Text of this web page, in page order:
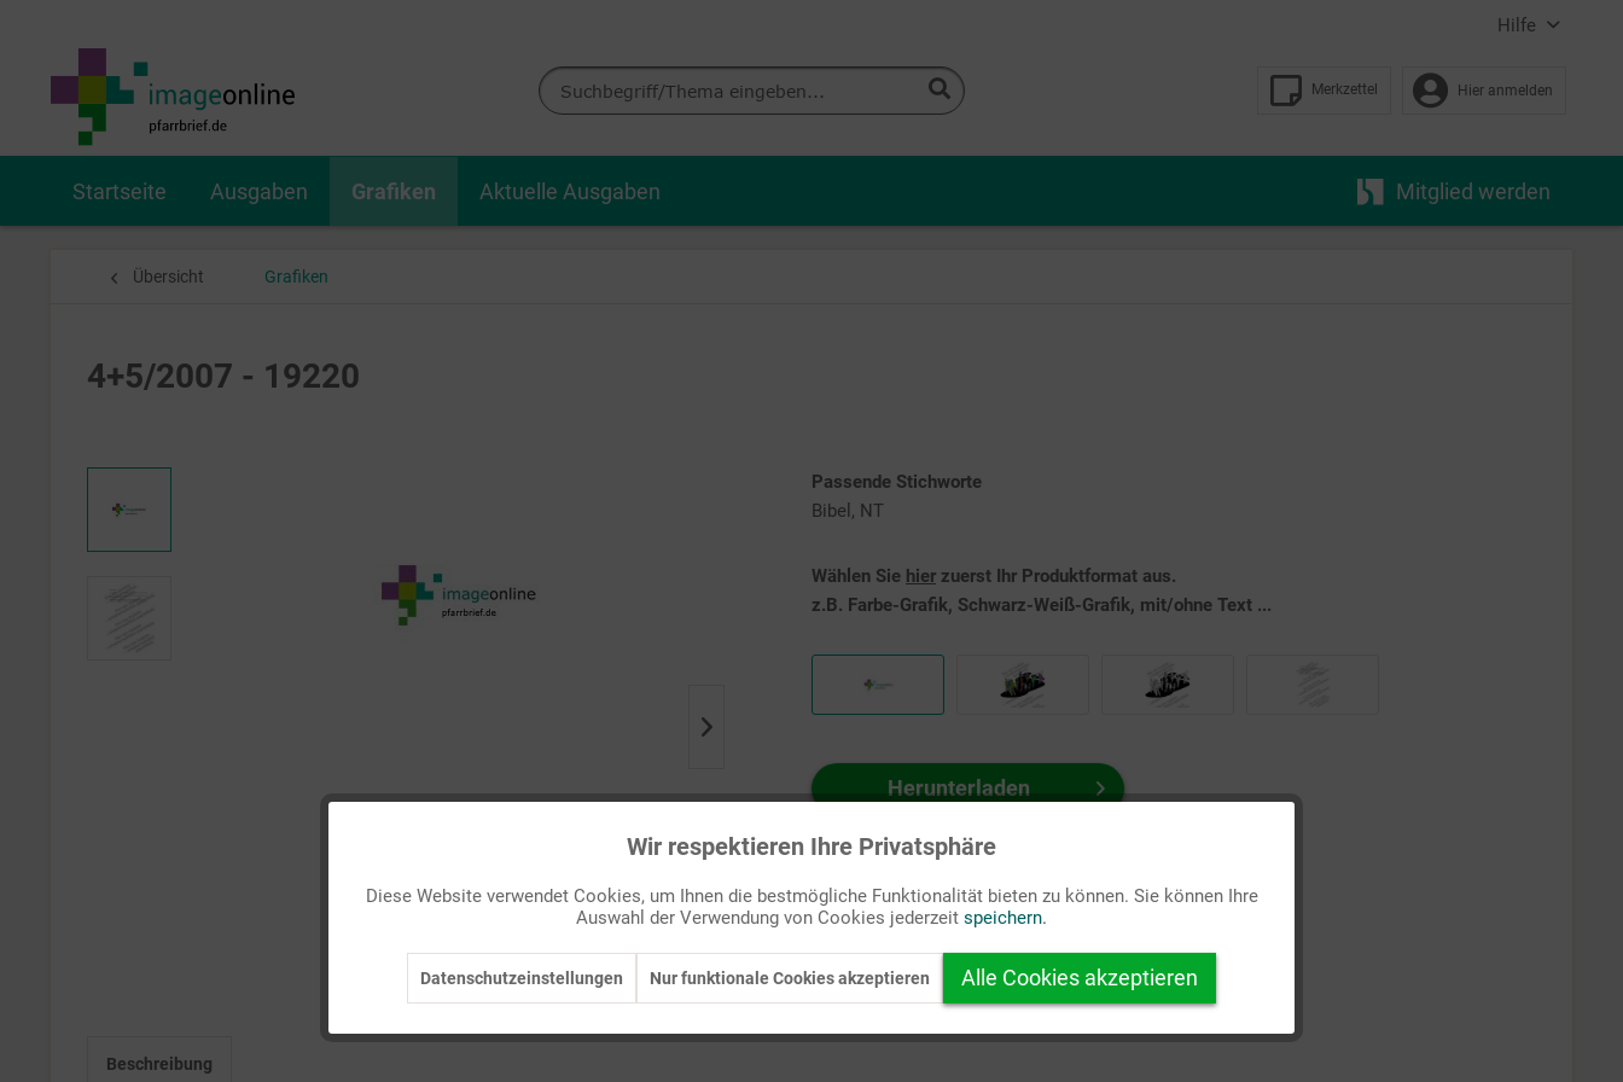
Hilfe
Merkzettel Hier anmelden
Startseite Ausgaben Grafiken Aktuelle Ausgaben Mitglied werden
Übersicht Grafiken
4+5/2007 - 19220
Passende Stichworte
Bibel, NT
Wählen Sie hier zuerst Ihr Produktformat aus.
z.B. Farbe-Grafik, Schwarz-Weiß-Grafik, mit/ohne Text ...
Herunterladen
Auf Ihren Merkzettel setzen
Beschreibung
Inaktiv
Wir respektieren Ihre Privatsphäre
Diese Website verwendet Cookies, um Ihnen die bestmögliche Funktionalität bieten zu können. Sie können Ihre
Auswahl der Verwendung von Cookies jederzeit speichern.
Datenschutzeinstellungen Nur funktionale Cookies akzeptieren Alle Cookies akzeptieren